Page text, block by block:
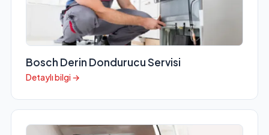
Bosch Derin Dondurucu Servisi
Detaylı bilgi →